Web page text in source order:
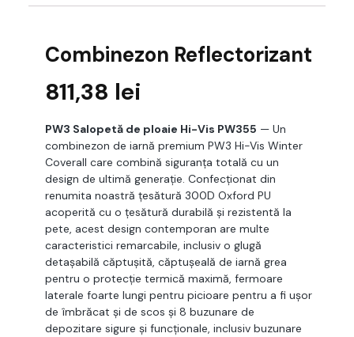
Combinezon Reflectorizant
811,38 lei
PW3 Salopetă de ploaie Hi-Vis PW355 — Un
combinezon de iarnă premium PW3 Hi-Vis Winter
Coverall care combină siguranța totală cu un
design de ultimă generație. Confecționat din
renumita noastră țesătură 300D Oxford PU
acoperită cu o țesătură durabilă și rezistentă la
pete, acest design contemporan are multe
caracteristici remarcabile, inclusiv o glugă
detașabilă căptușită, căptușeală de iarnă grea
pentru o protecție termică maximă, fermoare
laterale foarte lungi pentru picioare pentru a fi ușor
de îmbrăcat și de scos și 8 buzunare de
depozitare sigure și funcționale, inclusiv buzunare